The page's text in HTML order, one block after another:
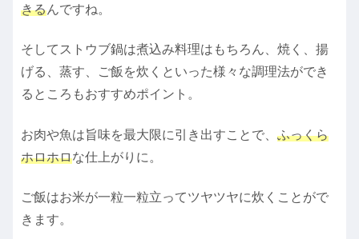
きるんですね。
そしてストウブ鍋は煮込み料理はもちろん、焼く、揚
げる、蒸す、ご飯を炊くといった様々な調理法ができ
るところもおすすめポイント。
お肉や魚は旨味を最大限に引き出すことで、 ふっくら
ホロホロな仕上がりに。
ご飯はお米が一粒一粒立ってツヤツヤに炊くことがで
きます。